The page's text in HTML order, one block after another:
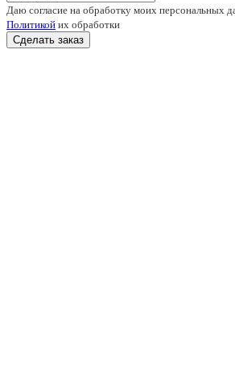
Даю согласие на обработку моих персональных
Политикой их обработки
Сделать заказ